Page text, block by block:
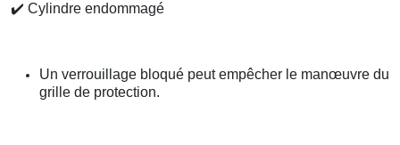
✔️ Cylindre endommagé
Un verrouillage bloqué peut empêcher le manœuvre du
grille de protection.